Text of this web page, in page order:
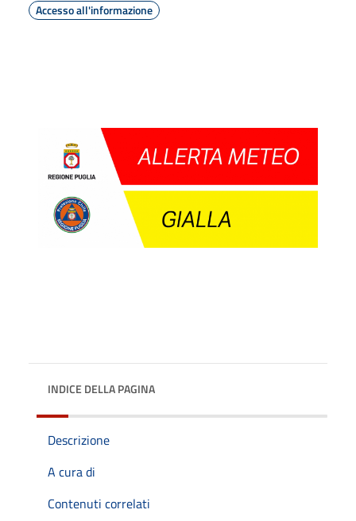
Accesso all'informazione
INDICE DELLA PAGINA
Descrizione
A cura di
Contenuti correlati